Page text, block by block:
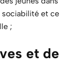
sociabilité et ce
;
et de